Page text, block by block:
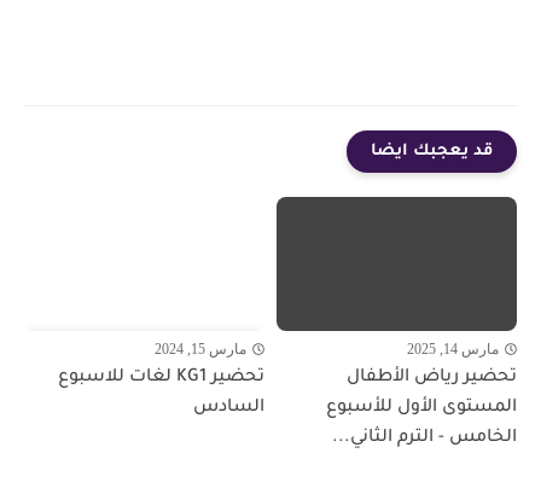
قد يعجبك ايضا
مارس 14, 2025
تحضير رياض الأطفال
المستوى الأول للأسبوع
الخامس - الترم الثاني...
مارس 15, 2024
تحضير KG1 لغات للاسبوع
السادس